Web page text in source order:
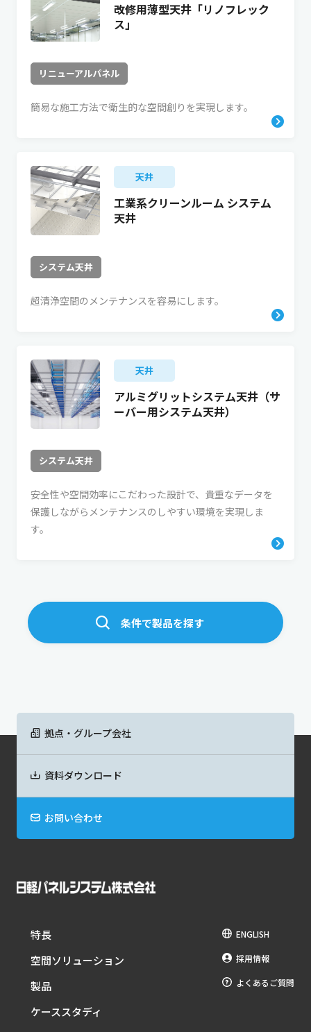
改修用薄型天井「リノフレック
ス」
リニューアルパネル
簡易な施工方法で衛生的な空間創りを実現します。
天井
工業系クリーンルーム システム
天井
システム天井
超清浄空間のメンテナンスを容易にします。
天井
アルミグリットシステム天井（サ
ーバー用システム天井）
システム天井
安全性や空間効率にこだわった設計で、貴重なデータを
保護しながらメンテナンスのしやすい環境を実現しま
す。
条件で製品を探す
拠点・グループ会社
資料ダウンロード
お問い合わせ
特長
空間ソリューション
製品
ケーススタディ
ENGLISH
採用情報
よくあるご質問